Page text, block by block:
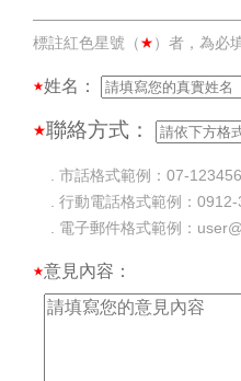
標註紅色星號（ ★ ）者，為必
★姓名： 必填欄位
★聯絡方式： 必填欄位
. 市話格式範例：07-
. 行動電話格式範例：
. 電子郵件格式範例：
★意見內容：